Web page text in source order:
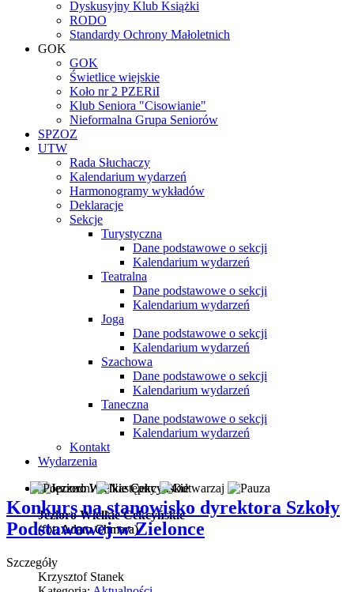
Dyskusyjny Klub Książki
RODO
Standardy Ochrony Małoletnich
GOK
GOK
Świetlice wiejskie
Koło nr 2 PZERiI
Klub Seniora "Cisowianie"
Nieformalna Grupa Seniorów
SPZOZ
UTW
Rada Słuchaczy
Kalendarium wydarzeń
Harmonogramy wykładów
Deklaracje
Sekcje
Turystyczna
Dane podstawowe o sekcji
Kalendarium wydarzeń
Teatralna
Dane podstawowe o sekcji
Kalendarium wydarzeń
Joga
Dane podstawowe o sekcji
Kalendarium wydarzeń
Szachowa
Dane podstawowe o sekcji
Kalendarium wydarzeń
Taneczna
Dane podstawowe o sekcji
Kalendarium wydarzeń
Kontakt
Wydarzenia
Jezioro Wielkie Cekcyńskie
(fot. Adam Chmara)
(fot. Adam Chmara)
Konkurs na stanowisko dyrektora Szkoły
Podstawowej w Zielonce
Szczegóły
Krzysztof Stanek